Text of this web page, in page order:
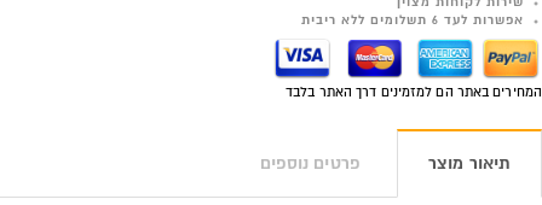
שירות לקוחות מצוין
אפשרות לעד 6 תשלומים ללא ריבית
המחירים באתר הם למזמינים דרך האתר בלבד
תיאור מוצר פרטים נוספים